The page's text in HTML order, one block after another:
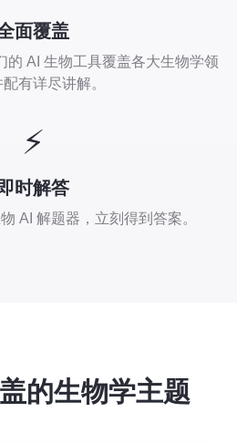
面覆盖
的 AI 生物工具覆盖各大生物学领
有详尽讲解。
⚡
时解答
AI 解题器，立刻得到答案。
的生物学主题